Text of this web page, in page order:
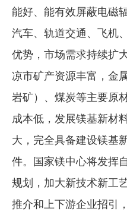
能好、能有效屏蔽电磁
汽车、轨道交通、飞机
优势，市场需求持续扩
凉市矿产资源丰富，金
岩矿）、煤炭等主要原
成本低，发展镁基新材
大，完全具备建设镁基
件。国家镁中心将发挥
规划，加大新技术新工
推介和上下游企业招引